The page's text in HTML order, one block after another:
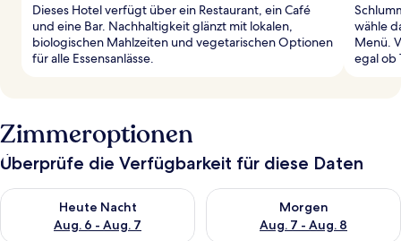
Dieses Hotel verfügt über ein Restaurant, ein Café
und eine Bar. Nachhaltigkeit glänzt mit lokalen,
biologischen Mahlzeiten und vegetarischen Optionen
für alle Essensanlässe.
wähle
Menü.
egal ob
Zimmeroptionen
Überprüfe die Verfügbarkeit für diese Daten
Heute Nacht
Aug. 6 - Aug. 7
Überprüfe die Verfügbarkeit für heute Nacht, Aug. 6 - Aug. 7.
Morgen
Aug. 7 - Aug. 8
Überprüfe die Verfügbarkeit